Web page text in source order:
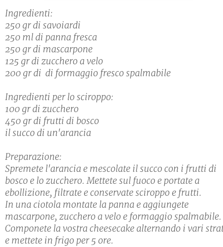
Ingredienti:
250 gr di savoiardi
250 ml di panna fresca
250 gr di mascarpone
125 gr di zucchero a velo
200 gr di di formaggio fresco spalmabile
Ingredienti per lo sciroppo:
100 gr di zucchero
450 gr di frutti di bosco
il succo di un'arancia
Preparazione:
Spremete l'arancia e mescolate il succo con i frutti di
bosco e lo zucchero. Mettete sul fuoco e portate a
ebollizione, filtrate e conservate sciroppo e frutti.
In una ciotola montate la panna e aggiungete
mascarpone, zucchero a velo e formaggio spalmabile.
Componete la vostra cheesecake alternando i vari
e mettete in frigo per 5 ore.